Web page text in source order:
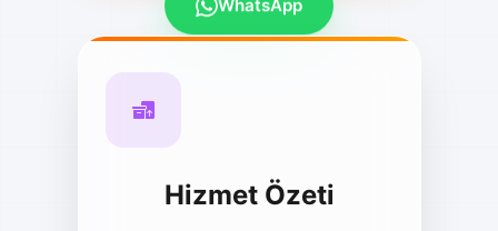
Hizmet Özeti